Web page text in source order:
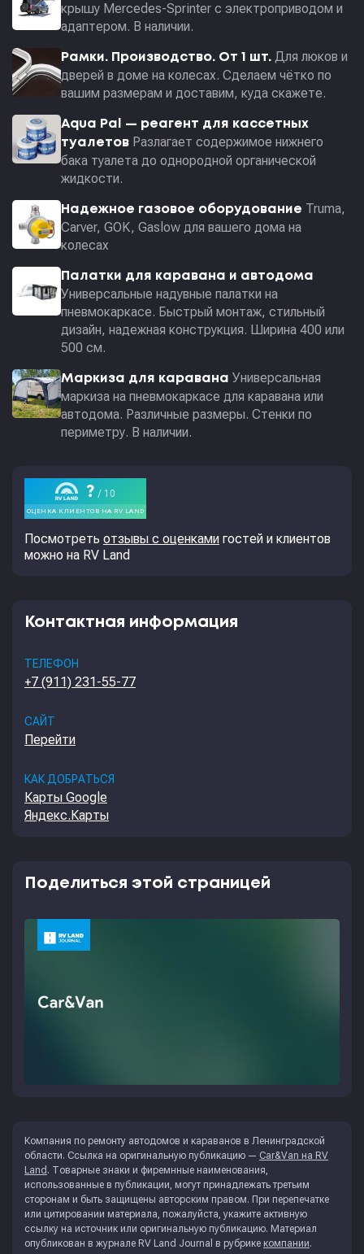
крышу Mercedes-Sprinter с электроприводом и
адаптером. В наличии.
Рамки. Производство. От 1 шт. Для люков и
дверей в доме на колесах. Сделаем чётко по
вашим размерам и доставим, куда скажете.
Aqua Pal — pеагент для кассетных
туалетов Разлагает содержимое нижнего
бака туалета до однородной органической
жидкости.
Надежное газовое оборудование Truma,
Carver, GOK, Gaslow для вашего дома на
колесах
Палатки для каравана и автодома
Универсальные надувные палатки на
пневмокаркасе. Быстрый монтаж, стильный
дизайн, надежная конструкция. Ширина 400 или
500 см.
Маркиза для каравана Универсальная
маркиза на пневмокаркасе для каравана или
автодома. Различные размеры. Стенки по
периметру. В наличии.
Посмотреть отзывы с оценками гостей и клиентов
можно на RV Land
Контактная информация
ТЕЛЕФОН
+7 (911) 231-55-77
САЙТ
Перейти
КАК ДОБРАТЬСЯ
Карты Google
Яндекс.Карты
Поделиться этой страницей
Компания по ремонту автодомов и караванов в Ленинградской
области. Ссылка на оригинальную публикацию — Car&Van на RV
Land . Товарные знаки и фиремнные наименования,
использованные в публикации, могут принадлежать третьим
сторонам и быть защищены авторским правом. При перепечатке
или цитировании материала, пожалуйста, укажите активную
ссылку на источник или оригинальную публикацию. Материал
опубликован в журнале RV Land Journal в рубрике компании.